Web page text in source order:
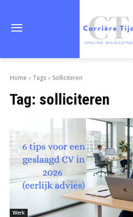
Home Tags Solliciteren
Tag: solliciteren
Werk